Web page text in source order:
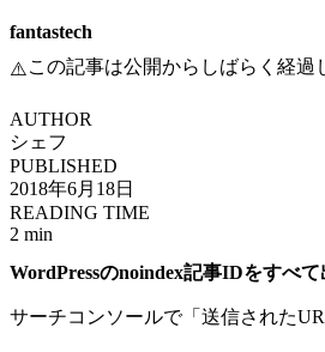
fantastech
⚠️この記事は公開からしばらく経過
AUTHOR
シェフ
PUBLISHED
2018年6月18日
READING TIME
2 min
WordPressのnoindex記事IDをすべ
サーチコンソールで「送信された